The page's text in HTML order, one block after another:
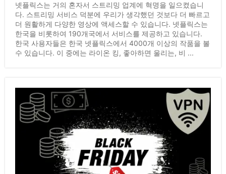
넷플릭스는 거의 혼자서 스트리밍 업계에 혁명을 일으켰습니
다. 스트리밍 서비스 덕분에 우리가 생각했던 것보다 더 빠르고
더 원활하게 다양한 영상에 액세스할 수 있습니다. 넷플릭스는
한국을 비롯하여 190개국에서 서비스를 제공하고 있습니다.
한국 사용자들은 한국 넷플릭스에서 4000개 이상의 작품을 볼
수 있습니다. 이 중에는 라이온 킹, 좋아하면 울리는, 비 ...